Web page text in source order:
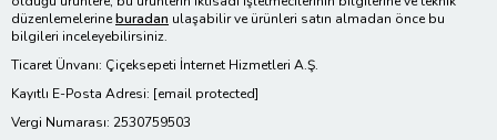
düzenlemelerineburadan ulaşabilir ve ürünleri satın almadan önce bu
bilgileri inceleyebilirsiniz.
Ticaret Ünvanı: Çiçeksepeti İnternet Hizmetleri A.Ş.
Kayıtlı E-Posta Adresi: [email protected]
Vergi Numarası: 2530759503